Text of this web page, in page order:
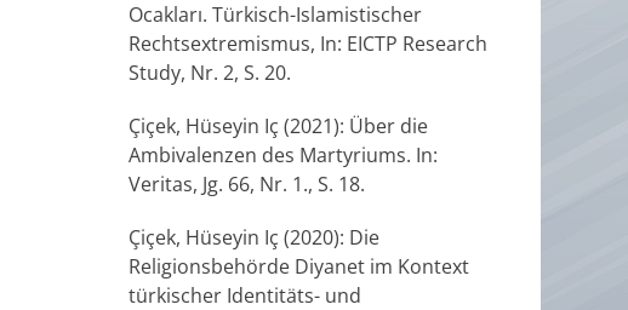
Ocakları. Türkisch-Islamistischer
Rechtsextremismus, In: EICTP Research
Study, Nr. 2, S. 20.
Çiçek, Hüseyin Iç (2021): Über die
Ambivalenzen des Martyriums. In:
Veritas, Jg. 66, Nr. 1., S. 18.
Çiçek, Hüseyin Iç (2020): Die
Religionsbehörde Diyanet im Kontext
türkischer Identitäts- und